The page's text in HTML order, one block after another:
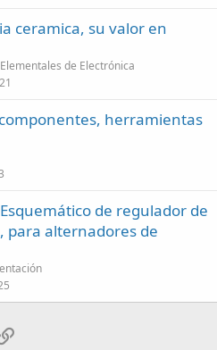
ceramica, su valor en
de Electrónica
herramientas
de regulador de
para alternadores de